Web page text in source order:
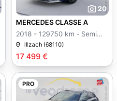
20
17 499 €
MERCEDES CLASSE A
2018 - 129750 km - Semi
autoIllzach (68110)
PRO